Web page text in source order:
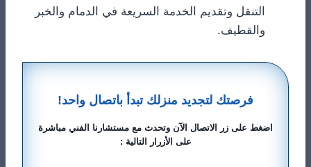
التنقل وتقديم الخدمة السريعة في الدمام والخبر
والقطيف.
​فرصتك لتجديد منزلك تبدأ باتصال واحد!
اضغط على زر الاتصال الآن وتحدث مع مستشارنا الفني مباشرة
على الأزرار التالية :